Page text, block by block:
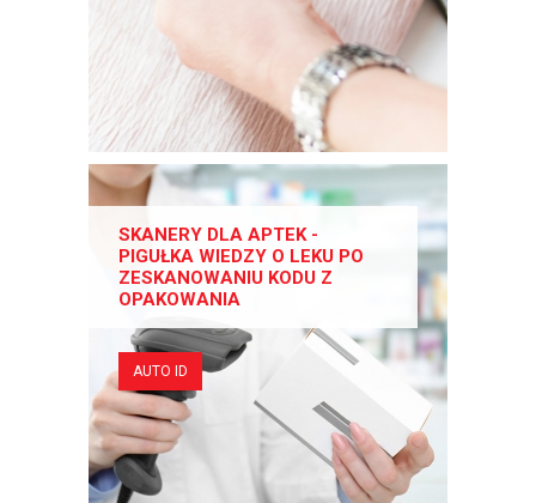
SKANERY DLA APTEK -
PIGUŁKA WIEDZY O LEKU PO
ZESKANOWANIU KODU Z
OPAKOWANIA
AUTO ID